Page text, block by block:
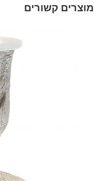
קשורים